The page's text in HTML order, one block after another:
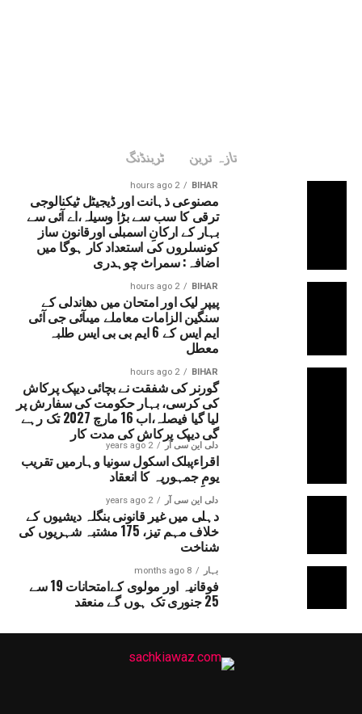
تازہ ترین ٹرینڈنگ
BIHAR
2 hours ago
مصنوعی ذہانت اور ڈیجیٹل ٹیکنالوجی
ترقی کا سب سے بڑا وسیلہ،اے آئی سے
بہار کے ارکانِ اسمبلی اورقانون ساز
کونسلروں کی استعداد کار ہوگا میں
اضافہ: سمراٹ چوہدری
BIHAR
2 hours ago
پیپر لیک اور امتحان میں دھاندلی کے
سنگین الزامات معاملے میںآئی جی آئی
ایم ایس کے 6 ایم بی بی ایس طلبہ
معطل
BIHAR
2 hours ago
گورنر کی شفقت نے بچائی دیپک پرکاش
کی کرسی، بہار حکومت کی سفارش پر
لیا گیا فیصلہ،اب 16 مارچ 2027 تک رہے
گی دیپک پرکاش کی مدت کار
دلی این سی آر 2 years ago
اقراءپبلک اسکول سونیا وہارمیں تقریب
یومِ جمہوریہ کا انعقاد
دلی این سی آر 2 years ago
دہلی میں غیر قانونی بنگلہ دیشیوں کے
خلاف مہم تیز، 175 مشتبہ شہریوں کی
شناخت
بہار 8 months ago
فوقانیہ اور مولوی کےامتحانات 19 سے
25 جنوری تک ہوں گے منعقد